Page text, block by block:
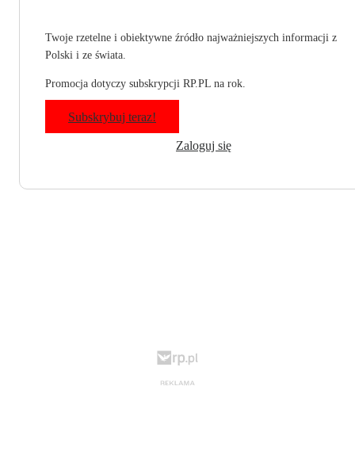
Twoje rzetelne i obiektywne źródło najważniejszych informacji z
Polski i ze świata.
Promocja dotyczy subskrypcji RP.PL na rok.
Subskrybuj teraz!
Zaloguj się